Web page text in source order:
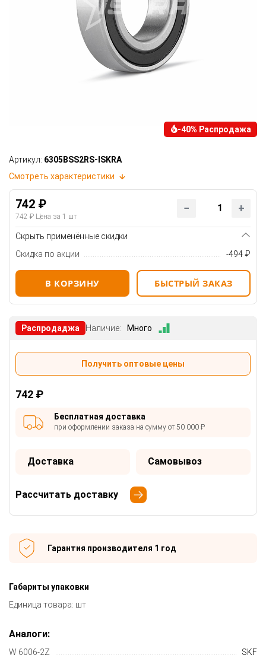
-40% Распродажа
Артикул: 6305BSS2RS-ISKRA
Смотреть характеристики
742 ₽
742 ₽ Цена за 1 шт
Скрыть применённые скидки
Скидка по акции
-494 ₽
В КОРЗИНУ БЫСТРЫЙ ЗАКАЗ
Распродаджа Наличие: Много
Получить оптовые цены
742 ₽
Бесплатная доставка
при оформлении заказа на сумму от 50 000 ₽
Доставка Самовывоз
Рассчитать доставку
Гарантия производителя 1 год
Габариты упаковки
Единица товара: шт
Аналоги:
W 6006-2Z
SKF